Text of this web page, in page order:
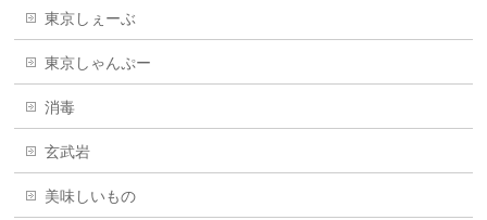
東京しぇーぶ
東京しゃんぷー
消毒
玄武岩
美味しいもの